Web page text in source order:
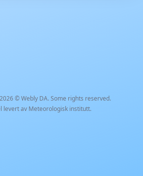
©Webly DA. Some rights reserved.
levert av Meteorologisk institutt.